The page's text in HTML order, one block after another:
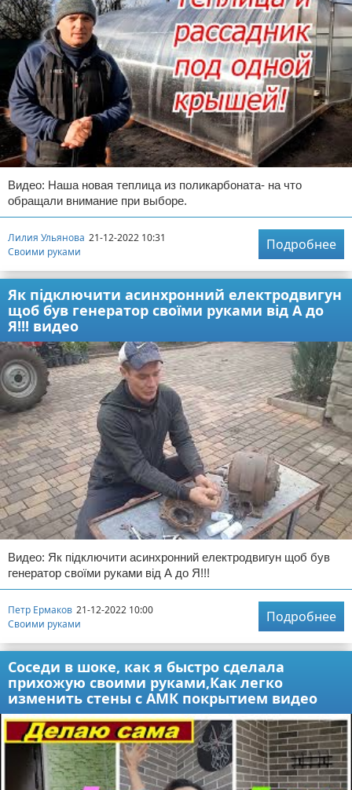
Видео: Наша новая теплица из поликарбоната- на что
обращали внимание при выборе.
Лилия Ульянова 21-12-2022 10:31
Своими руками
Подробнее
Як підключити асинхронний електродвигун
щоб був генератор своїми руками від А до
Я!!! видео
Видео: Як підключити асинхронний електродвигун щоб був
генератор своїми руками від А до Я!!!
Петр Ермаков 21-12-2022 10:00
Своими руками
Подробнее
Соседи в шоке, как я быстро сделала
прихожую своими руками,Как легко
изменить стены с АМК покрытием видео